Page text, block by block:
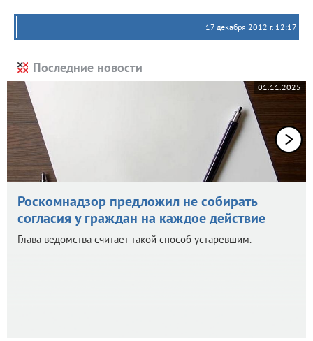
17 декабря 2012 г. 12:17
Последние новости
01.11.2025
Роскомнадзор предложил не собирать
согласия у граждан на каждое действие
Глава ведомства считает такой способ устаревшим.